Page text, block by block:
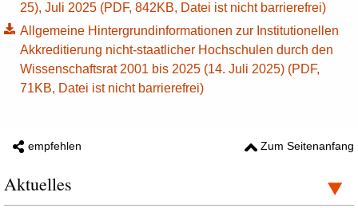
25), Juli 2025 (PDF, 842KB, Datei ist nicht barrierefrei)
Allgemeine Hintergrundinformationen zur Institutionellen
Akkreditierung nicht-staatlicher Hochschulen durch den
Wissenschaftsrat 2001 bis 2025 (14. Juli 2025) (PDF,
71KB, Datei ist nicht barrierefrei)
empfehlen Zum Seitenanfang
Aktuelles